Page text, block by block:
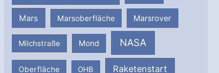
Mars Marsoberfläche Marsrover
Milchstraße Mond NASA
Oberfläche OHB Raketenstart